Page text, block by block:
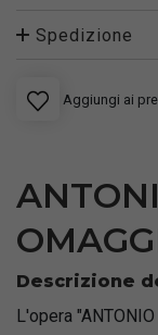
Spedizione
Aggiungi ai
Descrizione
L'opera